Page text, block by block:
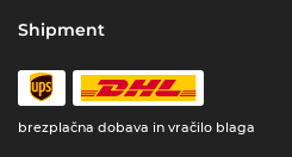
Shipment
brezplačna dobava in vračilo blaga